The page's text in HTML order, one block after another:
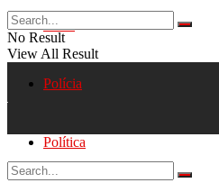
Geral
Polícia
Política
No Result
View All Result